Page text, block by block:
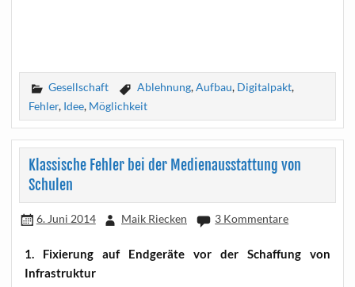
Gesellschaft Ablehnung,Aufbau, Digitalpakt,
Fehler, Idee, Möglichkeit
Klassische Fehler bei der Medienausstattung von
Schulen
6. Juni 2014 Maik Riecken 3 Kommentare
1. Fixie­rung auf End­ge­rä­te vor der Schaf­fung von
Infrastruktur